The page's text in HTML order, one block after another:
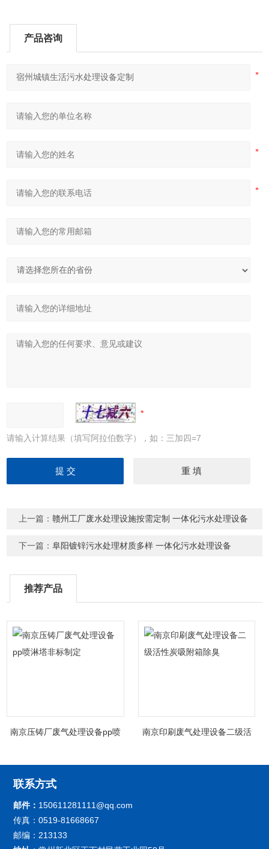
产品咨询
请输入计算结果（填写阿拉伯数字），如：三加四=7
上一篇：赣州工厂废水处理设施按需定制 一体化污水处理设备
下一篇：阜阳镀锌污水处理材质多样 一体化污水处理设备
推荐产品
南京压铸厂废气处理设备pp喷
南京印刷废气处理设备二级活
联系方式
邮件： 150611281111@qq.com
传真：0519-81668667
邮编：213133